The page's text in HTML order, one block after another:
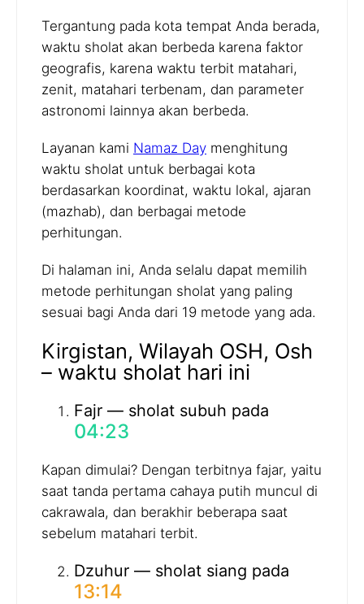
Tergantung pada kota tempat Anda berada,
waktu sholat akan berbeda karena faktor
geografis, karena waktu terbit matahari,
zenit, matahari terbenam, dan parameter
astronomi lainnya akan berbeda.
Layanan kami Namaz Day menghitung
waktu sholat untuk berbagai kota
berdasarkan koordinat, waktu lokal, ajaran
(mazhab), dan berbagai metode
perhitungan.
Di halaman ini, Anda selalu dapat memilih
metode perhitungan sholat yang paling
sesuai bagi Anda dari 19 metode yang ada.
Kirgistan, Wilayah OSH, Osh
– waktu sholat hari ini
Fajr — sholat subuh pada
04:23
Kapan dimulai? Dengan terbitnya fajar, yaitu
saat tanda pertama cahaya putih muncul di
cakrawala, dan berakhir beberapa saat
sebelum matahari terbit.
Dzuhur — sholat siang pada
13:14